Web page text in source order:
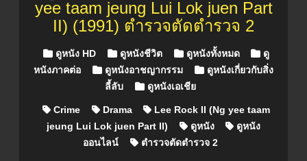
yee taam jeung Lui Lok juen Part
II) (1991) ตำรวจตัดตำรวจ 2
Posted in
ดูหนัง HD ดูหนังชีวิต ดูหนังทั้งหมด
ดู
หนังภาคต่อ
ดูหนังอาชญากรรม
ดูหนังเกี่ยวกับสิ่ง
ลี้ลับ
ดูหนังเอเชีย
Crime Drama
Lee Rock II (Ng yee taam
jeung Lui Lok juen Part II)
ดูหนัง
ดูหนัง
ออนไลน์
ตำรวจตัดตำรวจ 2